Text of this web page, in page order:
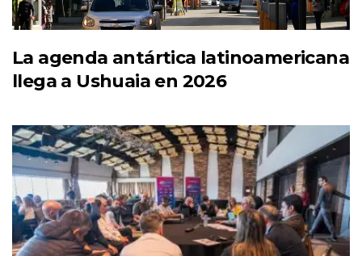
La agenda antártica latinoamericana
llega a Ushuaia en 2026